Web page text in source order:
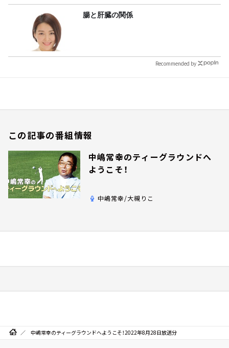
腸と肝臓の関係
Recommended by
この記事の番組情報
中嶋常幸のティーグラウンドへ
ようこそ！
中嶋常幸/大槻りこ
中嶋常幸のティーグラウンドへようこそ！2022年8月28日放送分